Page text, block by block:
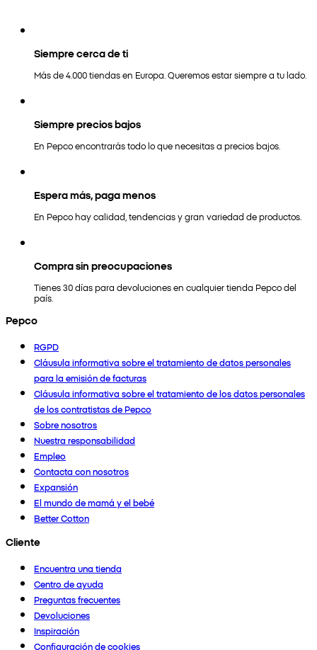
Siempre cerca de ti
Más de 4.000 tiendas en Europa. Queremos estar siempre a tu lado.
Siempre precios bajos
En Pepco encontrarás todo lo que necesitas a precios bajos.
Espera más, paga menos
En Pepco hay calidad, tendencias y gran variedad de productos.
Compra sin preocupaciones
Tienes 30 días para devoluciones en cualquier tienda Pepco del
país.
Pepco
RGPD
Cláusula informativa sobre el tratamiento de datos personales
para la emisión de facturas
Cláusula informativa sobre el tratamiento de los datos personales
de los contratistas de Pepco
Sobre nosotros
Nuestra responsabilidad
Empleo
Contacta con nosotros
Expansión
El mundo de mamá y el bebé
Better Cotton
Cliente
Encuentra una tienda
Centro de ayuda
Preguntas frecuentes
Devoluciones
Inspiración
Configuración de cookies